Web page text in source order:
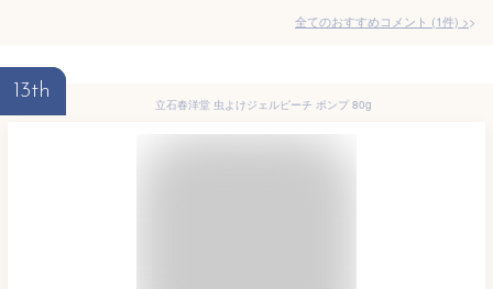
全てのおすすめコメント (1件) >
13th
立石春洋堂 虫よけジェルピーチ ポンプ 80g